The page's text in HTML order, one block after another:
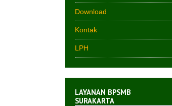
Download
Kontak
LPH
LAYANAN BPSMB
SURAKARTA